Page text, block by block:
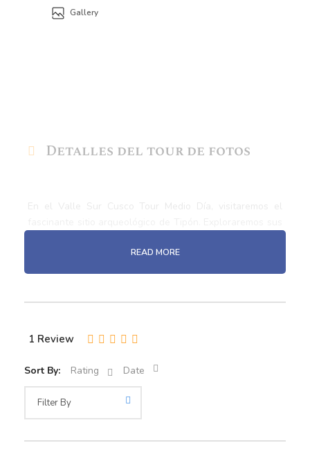
Gallery
Detalles del tour de fotos
En el Valle Sur Cusco Tour Medio Día, visitaremos el
inca. Disfrutaremos de vistas espectaculares y
Luego, conoceremos el antiguo sitio arqueológico de
entre sus calles y estructuras de más de mil años de
antigüedad. Descubriremos cómo vivían sus habitantes
antes del Imperio Inca.
Finalmente, llegaremos al pueblo de Andahuaylillas,
donde se encuentra la Iglesia de San Pedro Apóstol.
Sixtina de América, con frescos y pinturas del siglo XVII.
READ MORE
1 Review
Sort By: Rating Date